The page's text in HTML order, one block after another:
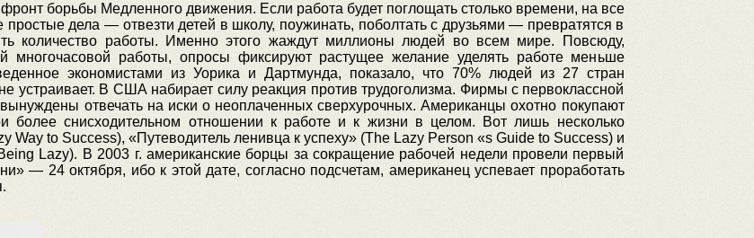
борьбы Медленного движения. Если работа будет поглощать столько времени, на все
дела — отвезти детей в школу, поужинать, поболтать с друзьями — превратятся в
количество работы. Именно этого жаждут миллионы людей во всем мире. Повсюду,
многочасовой работы, опросы фиксируют растущее желание уделять работе меньше
экономистами из Уорика и Дартмунда, показало, что 70% людей из 27 стран
устраивает. В США набирает силу реакция против трудоголизма. Фирмы с первоклассной
отвечать на иски о неоплаченных сверхурочных. Американцы охотно покупают
более снисходительном отношении к работе и к жизни в целом. Вот лишь несколько
Way to Success), «Путеводитель ленивца к успеху» (The Lazy Person «s Guide to Success) и
Lazy). В 2003 г. американские борцы за сокращение рабочей недели провели первый
— 24 октября, ибо к этой дате, согласно подсчетам, американец успевает проработать